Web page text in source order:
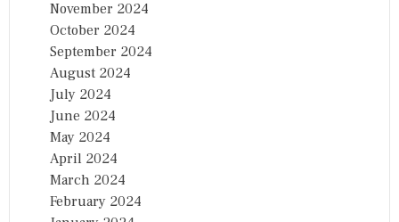
November 2024
October 2024
September 2024
August 2024
July 2024
June 2024
May 2024
April 2024
March 2024
February 2024